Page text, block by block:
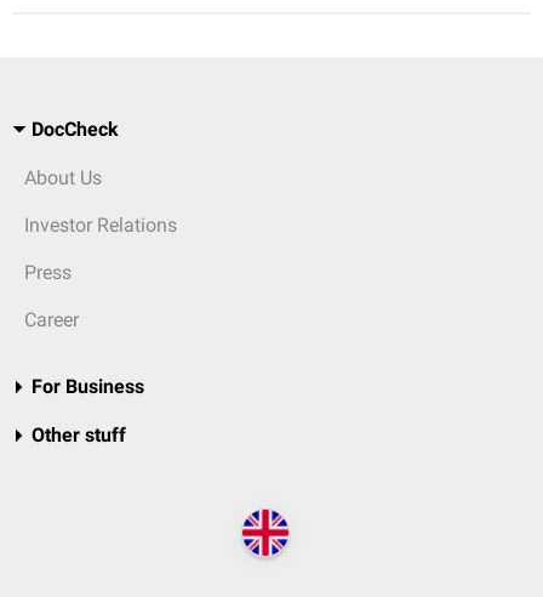
DocCheck
About Us
Investor Relations
Press
Career
For Business
Other stuff